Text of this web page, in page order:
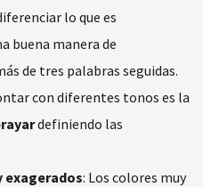
lo que es
buena manera de
de tres palabras seguidas.
con diferentes tonos es la
definiendo las
exagerados: Los colores muy